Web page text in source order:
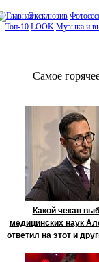
Эксклюзив
Топ-10 LOOK Музыка и
Сaмое
Какой чекап
медицинских наук
ответил на этот и